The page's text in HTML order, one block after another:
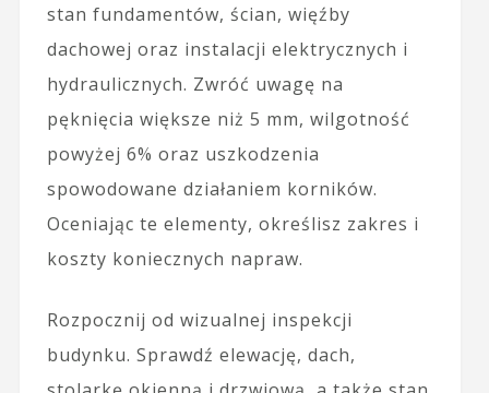
stan fundamentów, ścian, więźby
dachowej oraz instalacji elektrycznych i
hydraulicznych. Zwróć uwagę na
pęknięcia większe niż 5 mm, wilgotność
powyżej 6% oraz uszkodzenia
spowodowane działaniem korników.
Oceniając te elementy, określisz zakres i
koszty koniecznych napraw.
Rozpocznij od wizualnej inspekcji
budynku. Sprawdź elewację, dach,